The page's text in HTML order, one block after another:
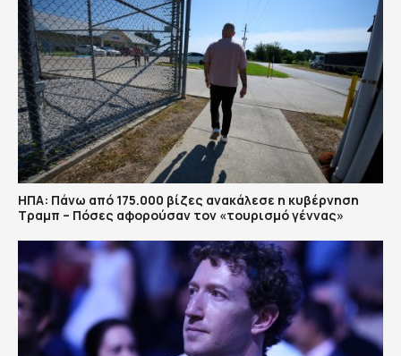
ΗΠΑ: Πάνω από 175.000 βίζες ανακάλεσε η κυβέρνηση
Τραμπ – Πόσες αφορούσαν τον «τουρισμό γέννας»